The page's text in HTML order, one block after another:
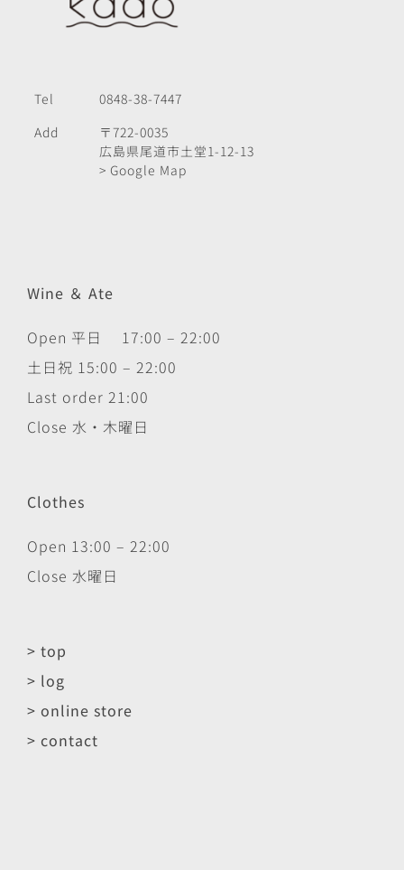
Tel
0848-38-7447
Add
〒722-0035
広島県尾道市土堂1-12-13
> Google Map
Wine ＆ Ate
Open 平日 17:00 – 22:00
土日祝 15:00 – 22:00
Last order 21:00
Close 水・木曜日
Clothes
Open 13:00 – 22:00
Close 水曜日
> top
> log
> online store
> contact